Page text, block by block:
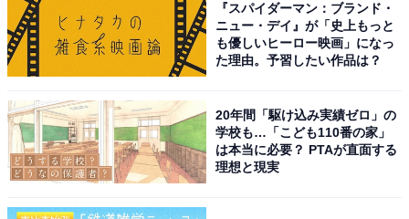
『スパイダーマン：ブランド・
ニュー・デイ』が「史上もっと
も優しいヒーロー映画」になっ
た理由。予習したい作品は？
20年間「駆け込み実績ゼロ」の
学校も…「こども110番の家」
は本当に必要？ PTAが直面する
理想と現実